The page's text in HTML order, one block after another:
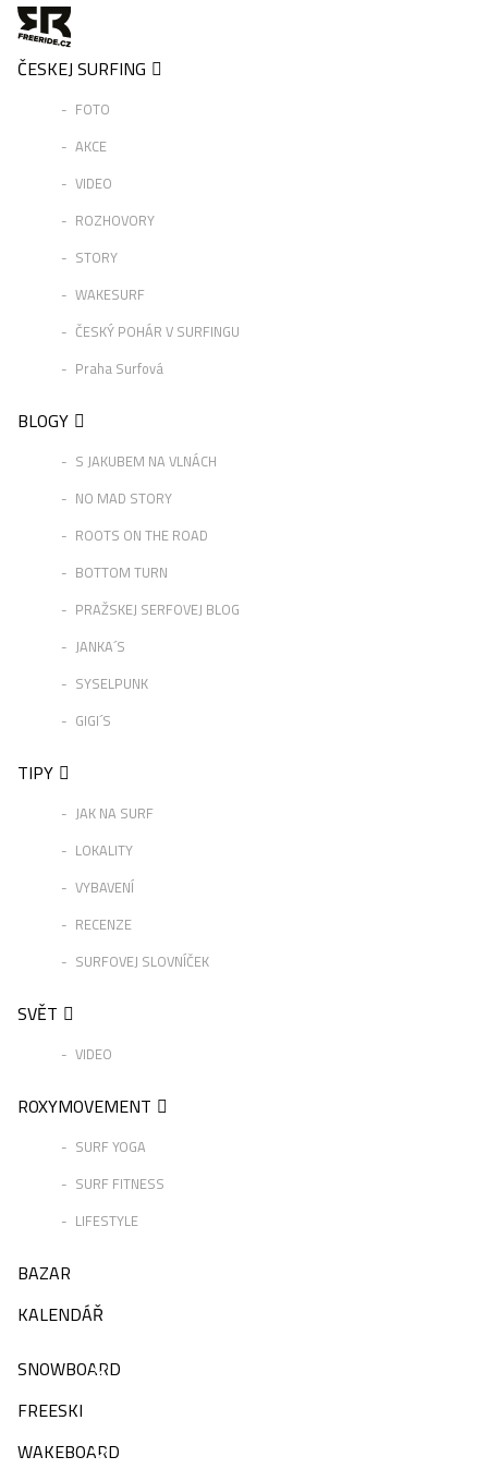
ČESKEJ SURFING
FOTO
AKCE
VIDEO
ROZHOVORY
STORY
WAKESURF
ČESKÝ POHÁR V SURFINGU
Praha Surfová
BLOGY
S JAKUBEM NA VLNÁCH
NO MAD STORY
ROOTS ON THE ROAD
BOTTOM TURN
PRAŽSKEJ SERFOVEJ BLOG
JANKA´S
SYSELPUNK
GIGI´S
TIPY
JAK NA SURF
LOKALITY
VYBAVENÍ
RECENZE
SURFOVEJ SLOVNÍČEK
SVĚT
VIDEO
ROXYMOVEMENT
SURF YOGA
SURF FITNESS
LIFESTYLE
BAZAR
KALENDÁŘ
SNOWBOARD
FREESKI
WAKEBOARD